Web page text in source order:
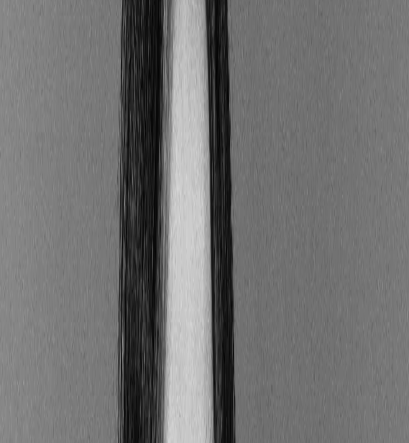
💶
ETI & grands groupes
Le prix oscille de 10 000 € à 50 000 €, voire plus.
Attention : pour être valide, un Bilan Carbone® doit être
réalisé par un professionnel certifié à cette méthode. Ce
dernier ne se contente pas d'analyser vos données : il vous
accompagne tout au long de la démarche. Concrètement,
cela signifie qu'un Bilan Carbone® a un coût. La seule
façon de ne pas le payer est d'avoir ce professionnel en
interne — mais il sera tout de même rémunéré par votre
entreprise. Méfiez-vous donc des plateformes qui promettent
de calculer votre empreinte carbone en quelques clics, sans
aucun accompagnement humain. Elles n'ont pas le droit
d'appeler cela un "Bilan Carbone®", c'est une marque
déposée, et son usage est encadré.